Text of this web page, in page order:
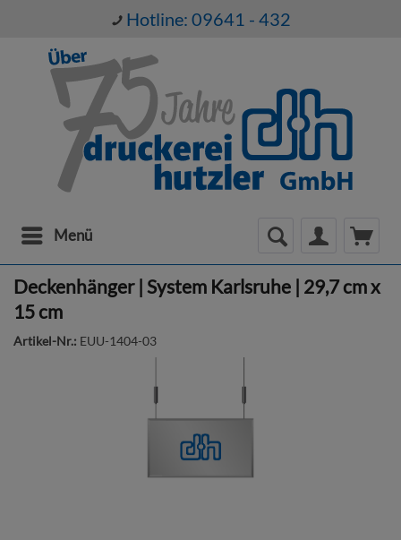
Hotline: 09641 - 432
Menü
Deckenhänger | System Karlsruhe | 29,7 cm x
15 cm
Artikel-Nr.: EUU-1404-03